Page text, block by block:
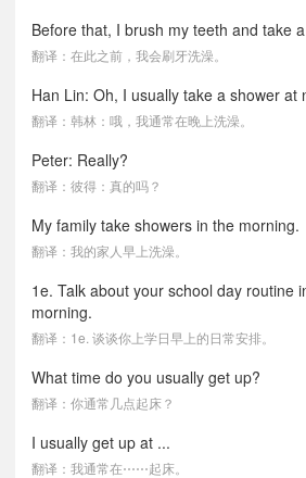
Before that, I brush my teeth and take
翻译：在此之前，我会刷牙洗澡。
Han Lin: Oh, I usually take a shower at
翻译：韩林：哦，我通常在晚上洗澡。
Peter: Really?
翻译：彼得：真的吗？
My family take showers in the morning.
翻译：我的家人早上洗澡。
1e. Talk about your school day routine
morning.
翻译：1e. 谈谈你上学日早上的日常安排。
What time do you usually get up?
翻译：你通常几点起床？
I usually get up at ...
翻译：我通常在⋯⋯起床。